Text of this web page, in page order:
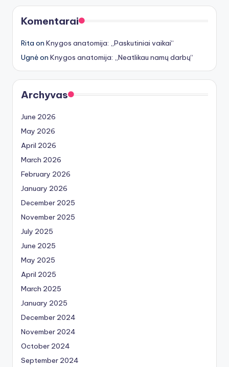
Komentarai
Rita on Knygos anatomija: „Paskutiniai vaikai“
Ugnėon Knygos anatomija: „Neatlikau namų darbų“
Archyvas
June 2026
May 2026
April 2026
March 2026
February 2026
January 2026
December 2025
November 2025
July 2025
June 2025
May 2025
April 2025
March 2025
January 2025
December 2024
November 2024
October 2024
September 2024